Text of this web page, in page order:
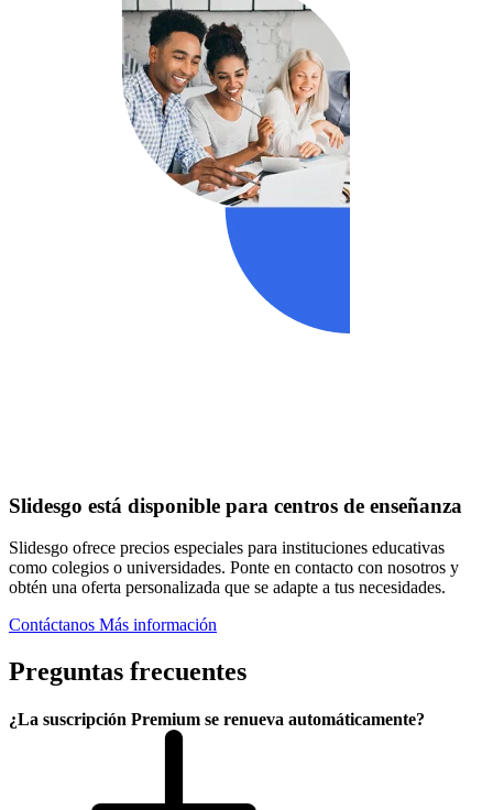
Slidesgo está disponible para centros de enseñanza
Slidesgo ofrece precios especiales para instituciones educativas
como colegios o universidades. Ponte en contacto con nosotros y
obtén una oferta personalizada que se adapte a tus necesidades.
Contáctanos Más información
Preguntas frecuentes
¿La suscripción Premium se renueva automáticamente?